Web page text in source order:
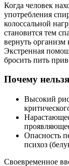
Когда человек
употребления
колоссальной
становится тем
вернуть организм
Экстренная
бросить пить
Почему
Высокий
Опасность
психоз
Своевременное